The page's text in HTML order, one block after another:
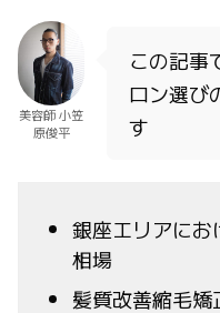
美容師 小笠
原俊平
この記事
ロン選び
す
銀座エリアにお
相場
髪質改善縮毛矯